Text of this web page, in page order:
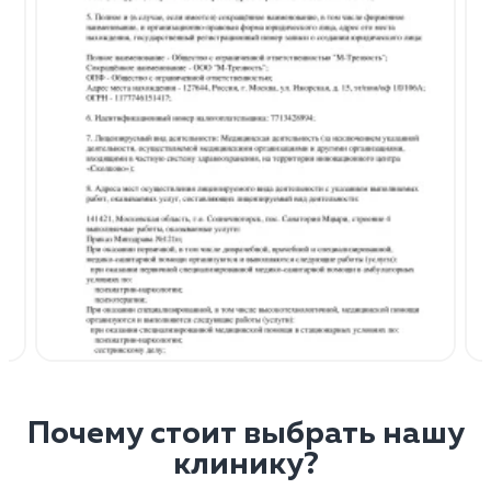
Почему стоит выбрать нашу
клинику?